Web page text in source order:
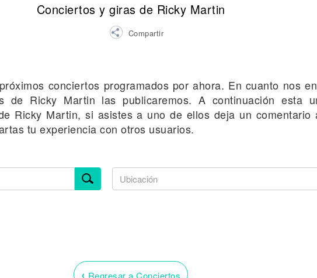
Conciertos y giras de Ricky Martin
Compartir
conciertos programados por ahora. En cuanto nos
de Ricky Martin las publicaremos. A continuación esta
Ricky Martin, si asistes a uno de ellos deja un
tu experiencia con otros usuarios.
‹ Regresar a Conciertos